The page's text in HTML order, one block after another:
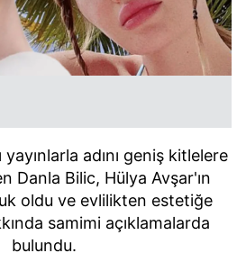
adını geniş kitlelere
Danla Bilic, Hülya Avşar'ın
oldu ve evlilikten estetiğe
samimi açıklamalarda
bulundu.